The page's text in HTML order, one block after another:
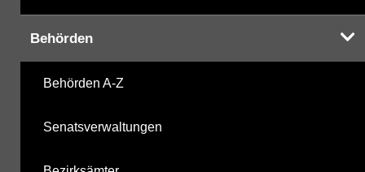
Behörden
Behörden A-Z
Senatsverwaltungen